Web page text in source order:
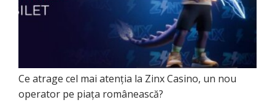
Ce atrage cel mai atenția la Zinx Casino, un nou
operator pe piața românească?